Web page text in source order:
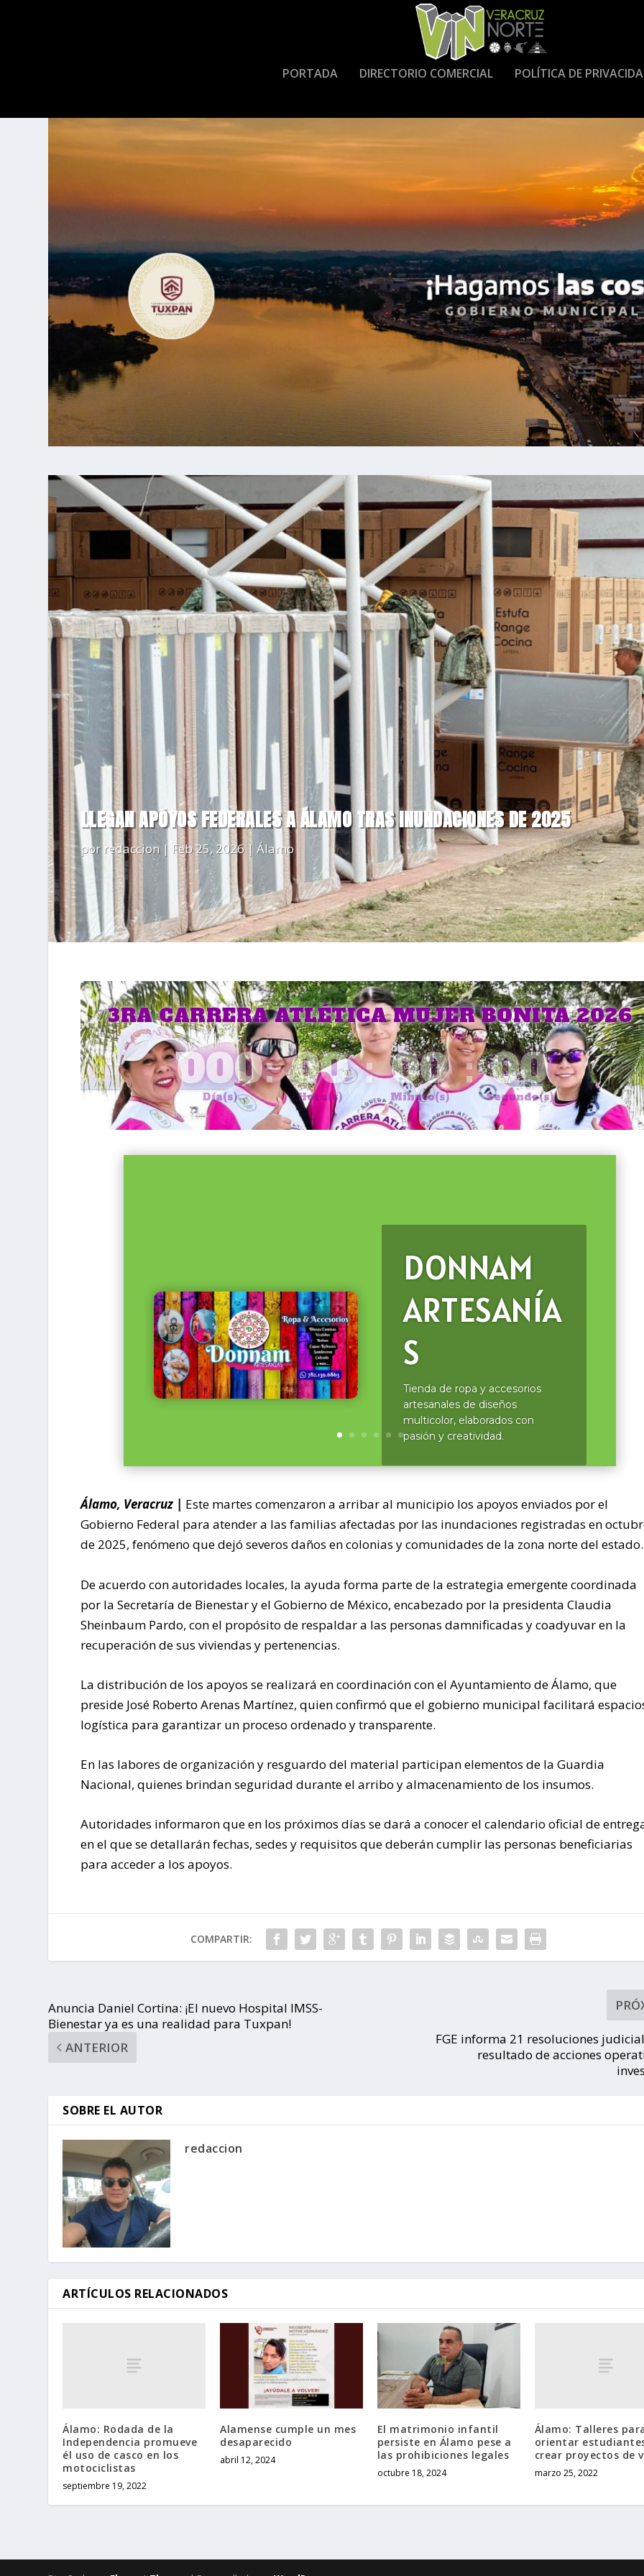
PORTADA DIRECTORIO COMERCIAL POLÍTICA DE
LLEGAN APOYOS FEDERALES A ÁLAMO TRAS INUNDACIONES DE 2025
por redaccion| Feb 25, 2026| Álamo
3RA CARRERA ATLÉTICA MUJER BONITA 2026
000
Día(s)
: 00
Hora(s)
: 00
Minuto(s)
: 00
Segundo(s)
DONNAM
ARTESANÍA
S
Tienda de ropa y accesorios
artesanales de diseños
multicolor, elaborados con
pasión y creatividad.
Álamo, Veracruz | Este martes comenzaron a arribar al municipio los apoyos enviados por el
Gobierno Federal para atender a las familias afectadas por las inundaciones registradas en
de 2025, fenómeno que dejó severos daños en colonias y comunidades de la zona norte del estado.
De acuerdo con autoridades locales, la ayuda forma parte de la estrategia emergente coordinada
por la Secretaría de Bienestar y el Gobierno de México, encabezado por la presidenta Claudia
Sheinbaum Pardo, con el propósito de respaldar a las personas damnificadas y coadyuvar en la
recuperación de sus viviendas y pertenencias.
La distribución de los apoyos se realizará en coordinación con el Ayuntamiento de Álamo, que
preside José Roberto Arenas Martínez, quien confirmó que el gobierno municipal facilitará
logística para garantizar un proceso ordenado y transparente.
En las labores de organización y resguardo del material participan elementos de la Guardia
Nacional, quienes brindan seguridad durante el arribo y almacenamiento de los insumos.
Autoridades informaron que en los próximos días se dará a conocer el calendario oficial de
en el que se detallarán fechas, sedes y requisitos que deberán cumplir las personas beneficiarias
para acceder a los apoyos.
COMPARTIR:
Anuncia Daniel Cortina: ¡El nuevo Hospital IMSS-
Bienestar ya es una realidad para Tuxpan!
ANTERIOR
FGE informa 21 resoluciones
resultado de acciones
SOBRE EL AUTOR
redaccion
ARTÍCULOS RELACIONADOS
Álamo: Rodada de la
Independencia promueve
él uso de casco en los
motociclistas
septiembre 19, 2022
Alamense cumple un mes
desaparecido
abril 12, 2024
El matrimonio infantil
persiste en Álamo pese a
las prohibiciones legales
octubre 18, 2024
Álamo: Talleres
orientar
crear proyectos de
marzo 25, 2022